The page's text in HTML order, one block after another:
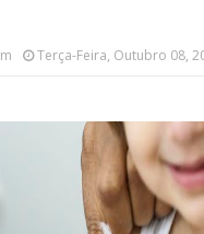
Terça-Feira, Outubro 08,